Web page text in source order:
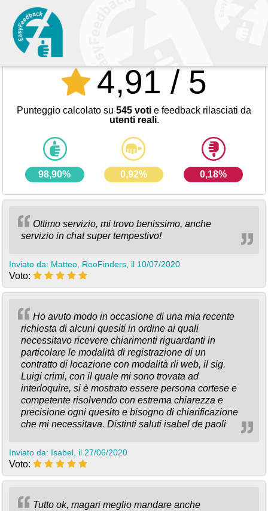
Premiato con il certificato d'oro di approvazione EasyFeedback
4,91 / 5
Punteggio calcolato su 545 voti e feedback rilasciati da
utenti reali.
98,90% 0,92% 0,18%
Ottimo servizio, mi trovo benissimo, anche
servizio in chat super tempestivo!
Inviato da: Matteo, RooFinders, il 10/07/2020
Voto:
Ho avuto modo in occasione di una mia recente
richiesta di alcuni quesiti in ordine ai quali
necessitavo ricevere chiarimenti riguardanti in
particolare le modalità di registrazione di un
contratto di locazione con modalità rli web, il sig.
Luigi crimi, con il quale mi sono trovata ad
interloquire, si è mostrato essere persona cortese e
competente risolvendo con estrema chiarezza e
precisione ogni quesito e bisogno di chiarificazione
che mi necessitava. Distinti saluti isabel de paoli
Inviato da: Isabel, il 27/06/2020
Voto:
Tutto ok, magari meglio mandare anche